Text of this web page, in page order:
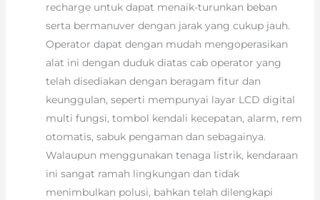
recharge untuk dapat menaik-turunkan beban
serta bermanuver dengan jarak yang cukup jauh.
Operator dapat dengan mudah mengoperasikan
alat ini dengan duduk diatas cab operator yang
telah disediakan dengan beragam fitur dan
keunggulan, seperti mempunyai layar LCD digital
multi fungsi, tombol kendali kecepatan, alarm, rem
otomatis, sabuk pengaman dan sebagainya.
Walaupun menggunakan tenaga listrik, kendaraan
ini sangat ramah lingkungan dan tidak
menimbulkan polusi, bahkan telah dilengkapi